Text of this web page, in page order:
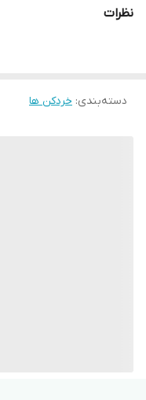
نظرات
دسته‌بندی: خردکن ها